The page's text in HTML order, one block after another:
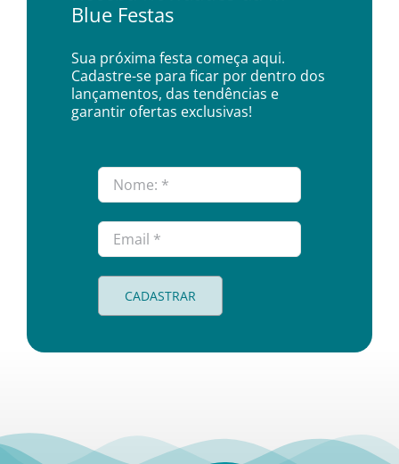
Blue Festas
Sua próxima festa começa aqui.
Cadastre-se para ficar por dentro dos
lançamentos, das tendências e
garantir ofertas exclusivas!
CADASTRAR